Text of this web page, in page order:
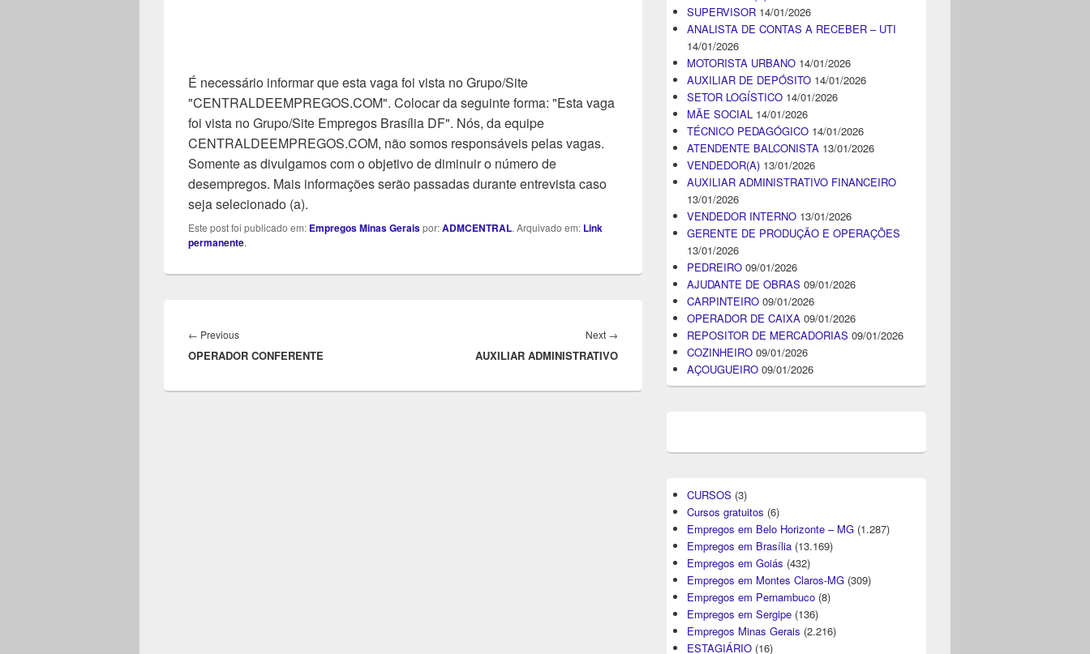
É necessário informar que esta vaga foi vista no Grupo/Site
"CENTRALDEEMPREGOS.COM". Colocar da seguinte forma: "Esta vaga
foi vista no Grupo/Site Empregos Brasília DF". Nós, da equipe
CENTRALDEEMPREGOS.COM, não somos responsáveis pelas vagas.
Somente as divulgamos com o objetivo de diminuir o número de
desempregos. Mais informações serão passadas durante entrevista caso
seja selecionado (a).
Este post foi publicado em: Empregos Minas Geraispor:ADMCENTRAL. Arquivado em: Link
permanente.
de
Post
← PreviousPrevious
post:
OPERADOR CONFERENTE
Next →
post:
AUXILIAR ADMINISTRATIVO
SUPERVISOR 14/01/2026
ANALISTA DE CONTAS A RECEBER – UTI
14/01/2026
MOTORISTA URBANO 14/01/2026
AUXILIAR DE DEPÓSITO 14/01/2026
SETOR LOGÍSTICO 14/01/2026
MÃE SOCIAL 14/01/2026
TÉCNICO PEDAGÓGICO 14/01/2026
ATENDENTE BALCONISTA 13/01/2026
VENDEDOR(A) 13/01/2026
AUXILIAR ADMINISTRATIVO FINANCEIRO
13/01/2026
VENDEDOR INTERNO 13/01/2026
GERENTE DE PRODUÇÃO E OPERAÇÕES
13/01/2026
PEDREIRO 09/01/2026
AJUDANTE DE OBRAS 09/01/2026
CARPINTEIRO 09/01/2026
OPERADOR DE CAIXA 09/01/2026
REPOSITOR DE MERCADORIAS 09/01/2026
COZINHEIRO 09/01/2026
AÇOUGUEIRO 09/01/2026
CURSOS (3)
Cursos gratuitos (6)
Empregos em Belo Horizonte – MG (1.287)
Empregos em Brasília (13.169)
Empregos em Goiás (432)
Empregos em Montes Claros-MG (309)
Empregos em Pernambuco (8)
Empregos em Sergipe (136)
Empregos Minas Gerais (2.216)
ESTAGIÁRIO (16)